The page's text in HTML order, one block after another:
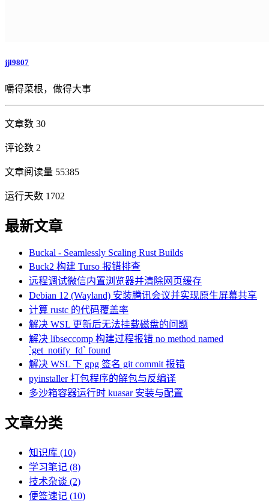
jjl9807
嚼得菜根，做得大事
文章数 30
评论数 2
文章阅读量 55385
运行天数 1702
最新文章
Buckal - Seamlessly Scaling Rust Builds
Buck2 构建 Turso 报错排查
远程调试微信内置浏览器并清除网页缓存
Debian 12 (Wayland) 安装腾讯会议并实现原生屏幕共享
计算 rustc 的代码覆盖率
解决 WSL 更新后无法挂载磁盘的问题
解决 libseccomp 构建过程报错 no method named
`get_notify_fd` found
解决 WSL 下 gpg 签名 git commit 报错
pyinstaller 打包程序的解包与反编译
多沙箱容器运行时 kuasar 安装与配置
文章分类
知识库 (10)
学习笔记 (8)
技术杂谈 (2)
便签速记 (10)